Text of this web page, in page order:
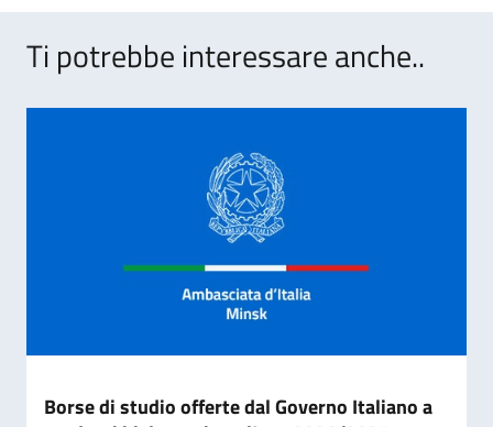
Ti potrebbe interessare anche..
Borse di studio offerte dal Governo Italiano a